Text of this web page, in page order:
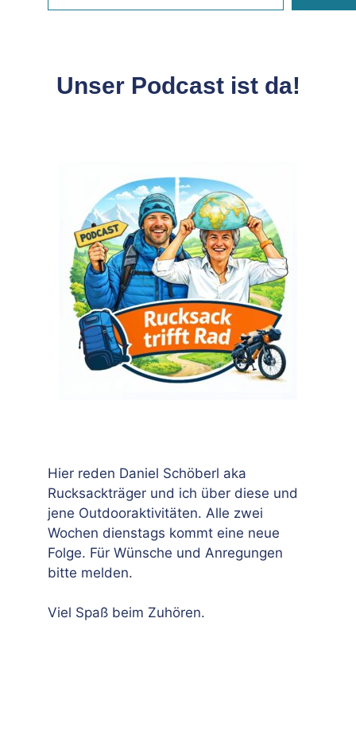
Unser Podcast ist da!
Hier reden Daniel Schöberl aka
Rucksackträger und ich über diese und
jene Outdooraktivitäten. Alle zwei
Wochen dienstags kommt eine neue
Folge. Für Wünsche und Anregungen
bitte melden.
Viel Spaß beim Zuhören.